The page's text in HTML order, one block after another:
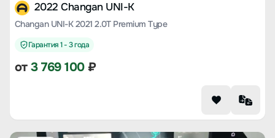
2022 Changan UNI-K
Changan UNI-K 2021 2.0T Premium Type
Гарантия 1 - 3 года
от3 769 100₽